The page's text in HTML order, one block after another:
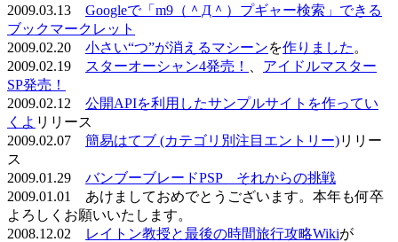
2009.03.13 Googleで「m9（＾Д＾）プギャー検索」できる
ブックマークレット
2009.02.20 小さい“つ”が消えるマシーンを作りました 。
2009.02.19
スターオーシャン4発売！
アイドルマスター
SP発売！
2009.02.12 公開APIを利用したサンプルサイトを作ってい
くよ リリース
2009.02.07 簡易はてブ (カテゴリ別注目エントリー)リリー
ス
2009.01.29 バンブーブレードPSP それからの挑戦
2009.01.01 あけましておめでとうございます。本年も何卒
よろしくお願いいたします。
2008.12.02
レイトン教授と最後の時間旅行攻略Wikiが